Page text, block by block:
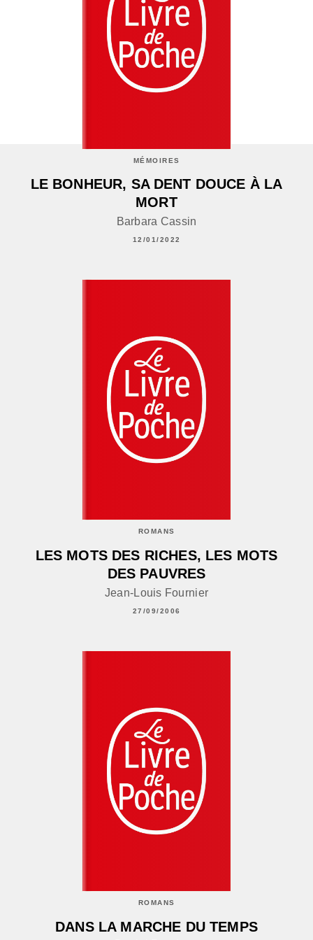
MÉMOIRES
LE BONHEUR, SA DENT DOUCE À LA
MORT
Barbara Cassin
12/01/2022
ROMANS
LES MOTS DES RICHES, LES MOTS
DES PAUVRES
Jean-Louis Fournier
27/09/2006
ROMANS
DANS LA MARCHE DU TEMPS